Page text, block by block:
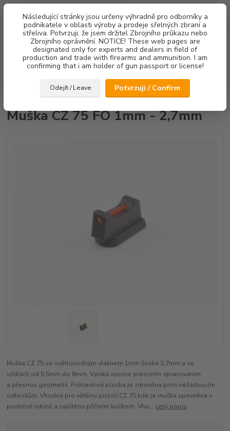
Následující stránky jsou určeny výhradně pro odborníky a
podnikatele v oblasti výroby a prodeje sřelných zbraní a
střeliva. Potvrzuji, že jsem držitel Zbrojního průkazu nebo
Zbrojního oprávnění. NOTICE! These web pages are
designated only for experts and dealers in field of
production and trade with firearms and ammunition. I am
confirming that i am holder of gun passport or license!
Odejít / Leave Potvrzuji / Confirm
Menu
Hledat
za0,00 Kč
Muška CZ 75 FO 1mm - 2,7mm
Muška CZ 75 FO 1mm - 2,7mm
Muška CZ 75 se světlovodným vláknem 1mm široká 2,7mm a ve
výškách od 5,5mm do 8mm. Vyniká vysoce precizním zpracováním
a přesnou geometrií. Pohledová plocha je zdrsněna proti nežádoucím
odleskům. Vhodná pro většinu pistolí CZ 75,kde je muška upevněna v
podélné rybině a zajištěna příčným kolíkem. Vho... celý popis